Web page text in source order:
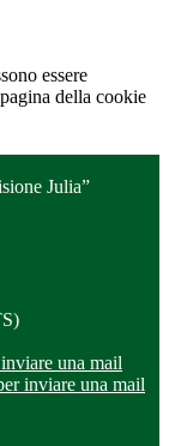
essere
della cookie
Julia”
una mail
inviare una mail